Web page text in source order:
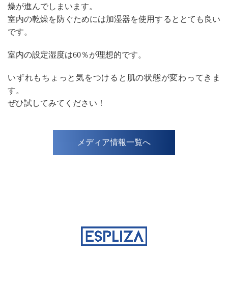
燥が進んでしまいます。
室内の乾燥を防ぐためには加湿器を使用するととても良い
です。
室内の設定湿度は60％が理想的です。
いずれもちょっと気をつけると肌の状態が変わってきま
す。
ぜひ試してみてください！
メディア情報一覧へ